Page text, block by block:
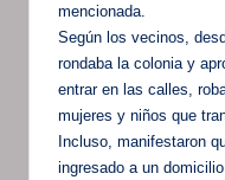
mencionada.
Según los vecinos,
rondaba la colonia y
entrar en las calles,
mujeres y niños que
Incluso, manifestaron
ingresado a un